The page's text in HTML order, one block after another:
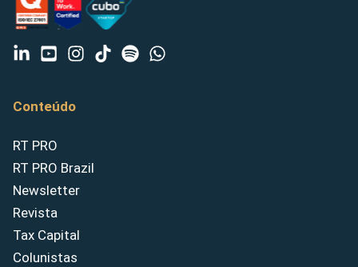
Conteúdo
RT PRO
RT PRO Brazil
Newsletter
Revista
Tax Capital
Colunistas